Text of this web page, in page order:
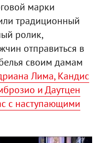
марки
традиционный
ролик,
отправиться в
своим дамам
Лима, Кандис
и Даутцен
с наступающими